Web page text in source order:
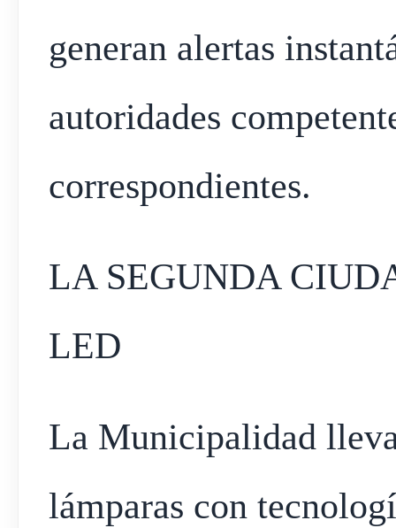
generan alertas
autoridades
correspondientes.
LA SEGUNDA
LED
La Municipalidad
lámparas con